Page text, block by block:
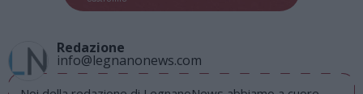
Redazione
info@legnanonews.com